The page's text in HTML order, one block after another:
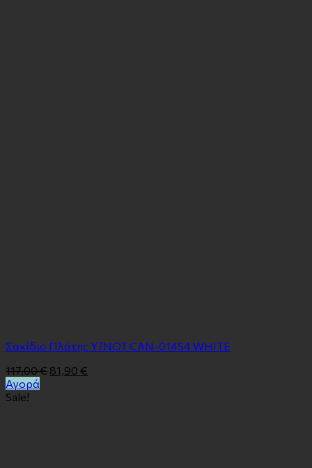
Σακίδιο Πλάτης Y?NOT CAN-014S4 WHITE
117,00€ 81,90 €
Αγορά
Sale!